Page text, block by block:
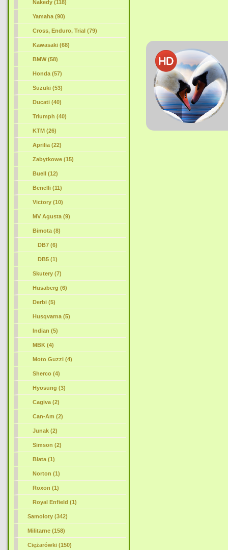
Nakedy (118)
Yamaha (90)
Cross, Enduro, Trial (79)
Kawasaki (68)
BMW (58)
Honda (57)
Suzuki (53)
Ducati (40)
Triumph (40)
KTM (26)
Aprilia (22)
Zabytkowe (15)
Buell (12)
Benelli (11)
Victory (10)
MV Agusta (9)
Bimota (8)
DB7 (6)
DB5 (1)
Skutery (7)
Husaberg (6)
Derbi (5)
Husqvarna (5)
Indian (5)
MBK (4)
Moto Guzzi (4)
Sherco (4)
Hyosung (3)
Cagiva (2)
Can-Am (2)
Junak (2)
Simson (2)
Blata (1)
Norton (1)
Roxon (1)
Royal Enfield (1)
Samoloty (342)
Militarne (158)
Ciężarówki (150)